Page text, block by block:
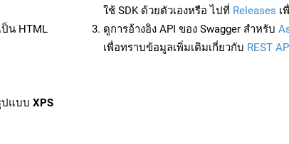
น HTML
ปแบบ XPS
ใช้ SDK ด้วยตัวเองหรือ ไปที่ Releases เ
ดูการอ้างอิง API ของ Swagger สำหรับ
เพื่อทราบข้อมูลเพิ่มเติมเกี่ยวกับ REST